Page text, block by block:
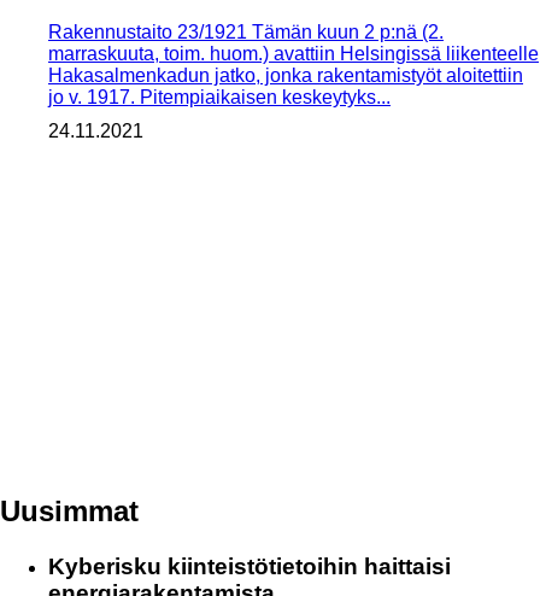
Rakennustaito 23/1921 Tämän kuun 2 p:nä (2.
marraskuuta, toim. huom.) avattiin Helsingissä liikenteelle
Haka­salmenkadun jatko, jonka rakentamistyöt aloitettiin
jo v. 1917. ­Pitempiaikaisen keskeytyks...
24.11.2021
Uusimmat
Kyberisku kiinteistötietoihin haittaisi